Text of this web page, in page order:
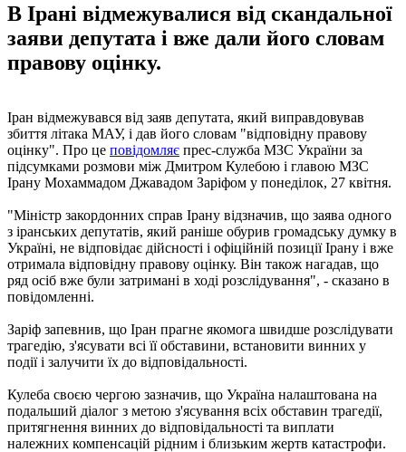
В Ірані відмежувалися від скандальної
заяви депутата і вже дали його словам
правову оцінку.
Іран відмежувався від заяв депутата, який виправдовував
збиття літака МАУ, і дав його словам "відповідну правову
оцінку". Про це повідомляє прес-служба МЗС України за
підсумками розмови між Дмитром Кулебою і главою МЗС
Ірану Мохаммадом Джавадом Заріфом у понеділок, 27 квітня.
"Міністр закордонних справ Ірану відзначив, що заява одного
з іранських депутатів, який раніше обурив громадську думку в
Україні, не відповідає дійсності і офіційній позиції Ірану і вже
отримала відповідну правову оцінку. Він також нагадав, що
ряд осіб вже були затримані в ході розслідування", - сказано в
повідомленні.
Заріф запевнив, що Іран прагне якомога швидше розслідувати
трагедію, з'ясувати всі її обставини, встановити винних у
події і залучити їх до відповідальності.
Кулеба своєю чергою зазначив, що Україна налаштована на
подальший діалог з метою з'ясування всіх обставин трагедії,
притягнення винних до відповідальності та виплати
належних компенсацій рідним і близьким жертв катастрофи.